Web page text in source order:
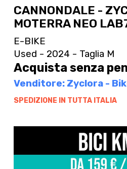
CANNONDALE -
MOTERRA NEO
E-BIKE
Used - 2024 - Taglia M
Acquista senza
Venditore: Zyclora -
SPEDIZIONE IN TUTTA ITALIA